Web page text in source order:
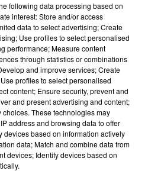
se déroulent en public et
en ligne sur le site Web des
effectués devant un notaire
ainsi qu'un président et un
following data processing based on
interest: Store and/or access
data to select advertising; Create
Use profiles to select personalised
performance; Measure content
through statistics or combinations
and improve services; Create
profiles to select personalised
content; Ensure security, prevent and
and present advertising and content;
These technologies may
address and browsing data to offer
devices based on information actively
data; Match and combine data from
devices; Identify devices based on